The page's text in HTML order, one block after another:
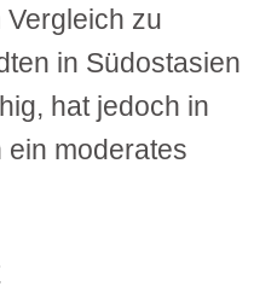
Vergleich zu
in Südostasien
hat jedoch in
ein moderates